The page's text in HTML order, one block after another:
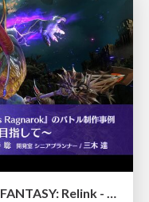
【CEDEC2026】『GRANBLUE FANTASY: Relink - Endless Ragnarok』のバトル制作事例 ～最高のキャラゲーを目指して～